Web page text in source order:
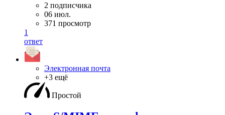
2 подписчика
06 июл.
371 просмотр
1
ответ
Электронная почта
+3 ещё
Простой